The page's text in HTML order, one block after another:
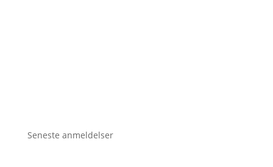
Seneste anmeldelser